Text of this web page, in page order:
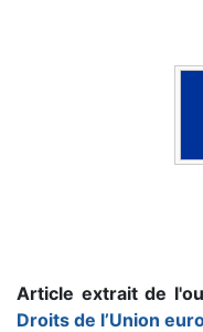
Article extrait de
Droits de l’Union